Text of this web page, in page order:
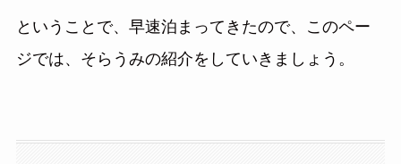
ということで、早速泊まってきたので、このペー
ジでは、そらうみの紹介をしていきましょう。